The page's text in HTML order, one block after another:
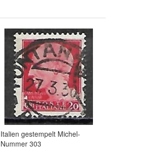
Italien gestempelt Michel-
Nummer 303